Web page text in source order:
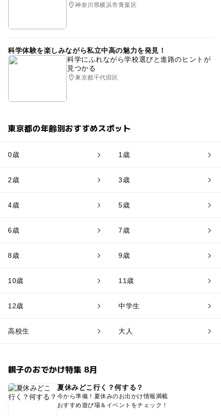
神奈川県横浜市青葉区
科学体験を楽しみながら私立中高の魅力を発見！
科学にふれながら学校選びと進路のヒントが
見つかる
東京都千代田区
東京都の年齢別おすすめスポット
0歳 1歳
2歳 3歳
4歳 5歳
6歳 7歳
8歳 9歳
10歳 11歳
12歳 中学生
高校生 大人
親子のおでかけ特集 8月
夏休みどこ行く？何する？
今から準備！夏休みのお出かけ情報満載
おすすめ遊び場＆イベントをチェック！